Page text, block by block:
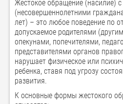
Жестокое обращение (насилие)
(несовершеннолетними
лет) – это любое поведение по
допускаемое родителями
опекунами, попечителями,
представителями органов
нарушает физическое или
ребенка, ставя под угрозу
развития.
К основные формы жестокого